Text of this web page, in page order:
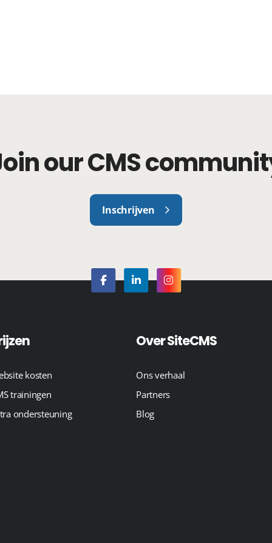
our CMS
Inschrijven
kosten
trainingen
ondersteuning
Over SiteCMS
Ons verhaal
Partners
Blog